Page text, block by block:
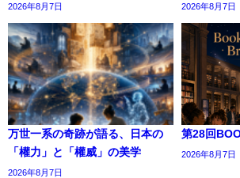
2026年8月7日 2026年8月7日
万世一系の奇跡が語る、日本の
「權力」と「權威」の美学
2026年8月7日
第28回
2026年8月7日